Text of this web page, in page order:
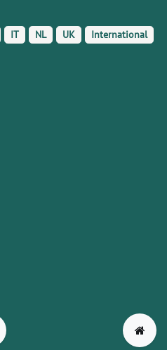
IT NL UK International